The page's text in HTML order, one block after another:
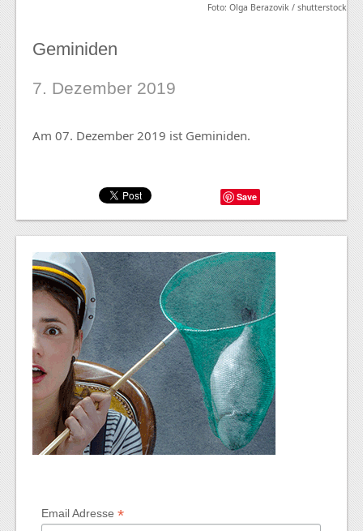
Foto: Olga Berazovik / shutterstock
Geminiden
7. Dezember 2019
Am 07. Dezember 2019 ist Geminiden.
Save
Email Adresse*